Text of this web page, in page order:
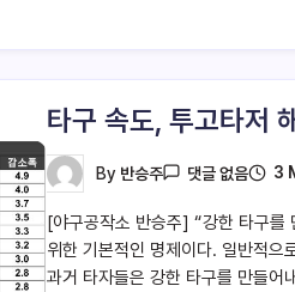
타구 속도, 투고타저
By 반승주 댓글 없음 3
[야구공작소 반승주] “강한 타구를
위한 기본적인 명제이다. 일반적으
과거 타자들은 강한 타구를 만들어